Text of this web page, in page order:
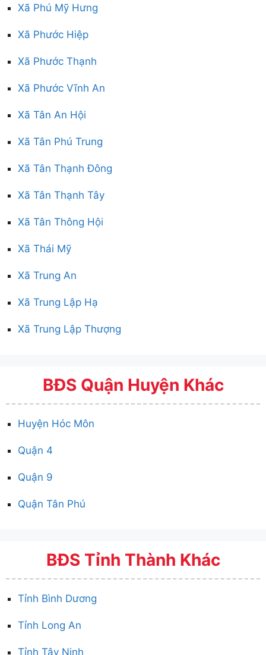
Xã Phú Mỹ Hưng
Xã Phước Hiệp
Xã Phước Thạnh
Xã Phước Vĩnh An
Xã Tân An Hội
Xã Tân Phú Trung
Xã Tân Thạnh Đông
Xã Tân Thạnh Tây
Xã Tân Thông Hội
Xã Thái Mỹ
Xã Trung An
Xã Trung Lập Hạ
Xã Trung Lập Thượng
BĐS Quận Huyện Khác
Huyện Hóc Môn
Quận 4
Quận 9
Quận Tân Phú
BĐS Tỉnh Thành Khác
Tỉnh Bình Dương
Tỉnh Long An
Tỉnh Tây Ninh